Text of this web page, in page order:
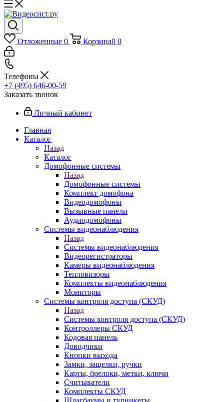
Отложенные 0 Корзина0 0
Телефоны
+7 (495) 646-00-59
Заказать звонок
Личный кабинет
Главная
Каталог
Назад
Каталог
Домофонные системы
Назад
Домофонные системы
Комплект домофона
Видеодомофоны
Вызывные панели
Аудиодомофоны
Системы видеонаблюдения
Назад
Системы видеонаблюдения
Видеорегистраторы
Камеры видеонаблюдения
Тепловизоры
Комплекты видеонаблюдения
Мониторы
Системы контроля доступа (СКУД)
Назад
Системы контроля доступа (СКУД)
Контроллеры СКУД
Кодовая панель
Доводчики
Кнопки выхода
Замки, защелки, ручки
Карты, брелоки, метки, ключи
Считыватели
Комплекты СКУД
Шлагбаумы и турникеты